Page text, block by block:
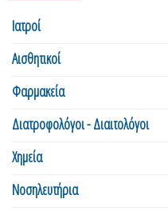
Ιατροί
Αισθητικοί
Φαρμακεία
Διατροφολόγοι - Διαιτολόγοι
Χημεία
Νοσηλευτήρια